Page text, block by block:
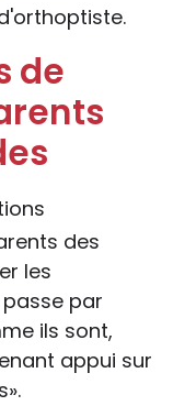
de
des
les
par
ils sont,
appui sur